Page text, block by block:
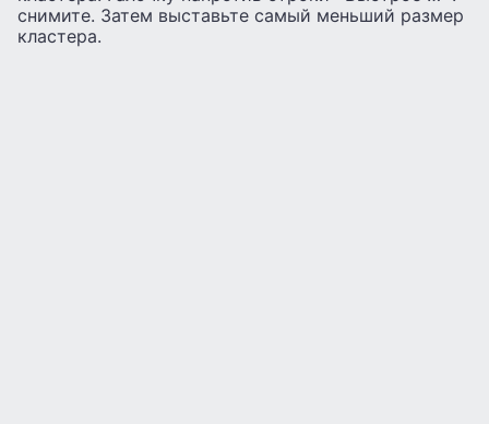
снимите. Затем выставьте самый меньший размер
кластера.